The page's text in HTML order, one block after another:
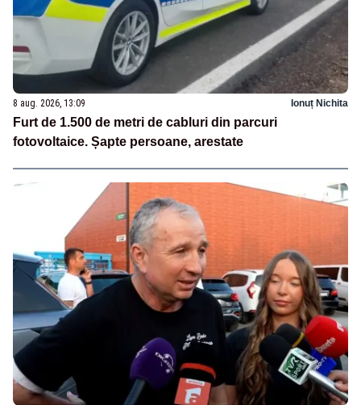
8 aug. 2026, 13:09 Ionuț Nichita
Furt de 1.500 de metri de cabluri din parcuri
fotovoltaice. Șapte persoane, arestate